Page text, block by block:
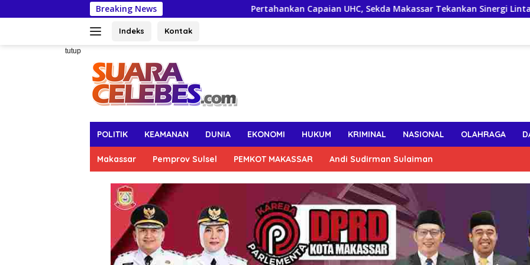
ke
Breaking News Pertahankan Capaian UHC, Sekda Makassar Tekankan Sinergi Lintas OPD Jaga
Indeks Kontak
tutup
POLITIK KEAMANAN DUNIA EKONOMI HUKUM KRIMINAL NASIONAL OLAHRAGA
Makassar Pemprov Sulsel PEMKOT MAKASSAR Andi Sudirman Sulaiman